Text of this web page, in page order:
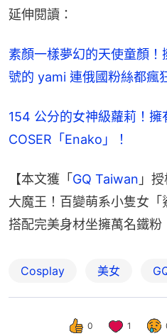
延伸閱讀：
素顏一樣夢幻的天使童顏
號的 yami 連俄國粉絲都瘋
154 公分的女神級蘿莉！
COSER「Enako」！
【本文獲「GQ Taiwan 」
大魔王！百變萌系小隻女
搭配完美身材坐擁萬名鐵粉
Cosplay 美女
0 1